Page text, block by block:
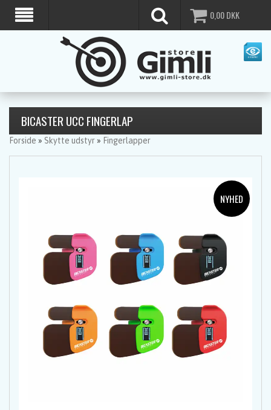
0,00DKK
BICASTER UCC FINGERLAP
Forside » Skytte udstyr » Fingerlapper